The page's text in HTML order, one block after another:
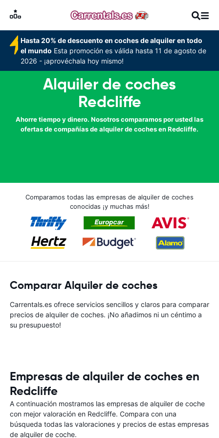
Hasta 20% de descuento en coches de alquiler en todo
el mundo Esta promoción es válida hasta 11 de agosto de
2026 - ¡aprovéchala hoy mismo!
Alquiler de coches
Redcliffe
Ahorre tiempo y dinero. Nosotros comparamos por usted las
ofertas de compañías de alquiler de coches en Redcliffe.
Comparamos todas las empresas de alquiler de coches
conocidas ¡y muchas más!
Comparar Alquiler de coches
Carrentals.es ofrece servicios sencillos y claros para comparar
precios de alquiler de coches. ¡No añadimos ni un céntimo a
su presupuesto!
Empresas de alquiler de coches en
Redcliffe
A continuación mostramos las empresas de alquiler de coche
con mejor valoración en Redcliffe. Compara con una
búsqueda todas las valoraciones y precios de estas empresas
de alquiler de coche.